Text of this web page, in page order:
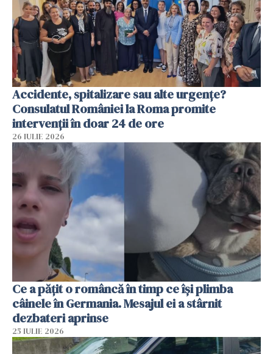
Accidente, spitalizare sau alte urgențe?
Consulatul României la Roma promite
intervenții în doar 24 de ore
26 IULIE 2026
Ce a pățit o româncă în timp ce își plimba
câinele în Germania. Mesajul ei a stârnit
dezbateri aprinse
25 IULIE 2026